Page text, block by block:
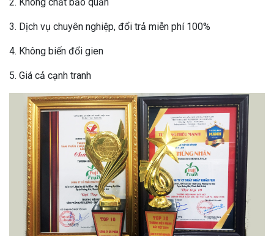
3. Dịch vụ chuyên nghiệp, đổi trả miễn phí 100%
4. Không biến đổi gien
5. Giá cả cạnh tranh